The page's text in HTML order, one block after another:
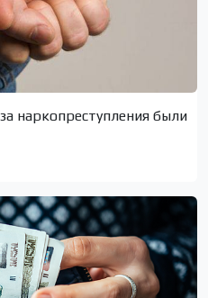
наркопреступления были